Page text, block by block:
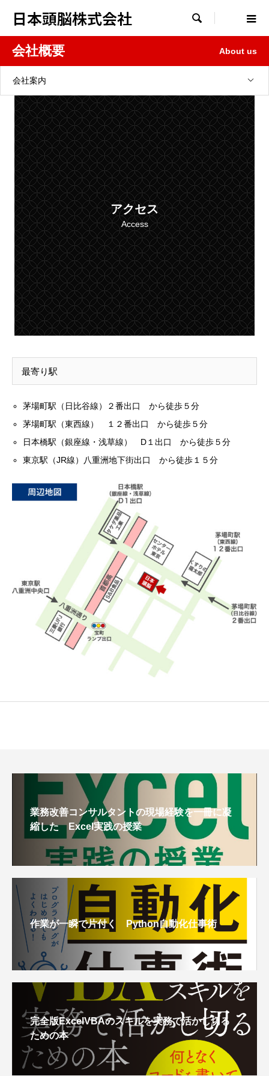
日本頭脳株式会社 
会社概要 About us
会社案内
アクセス
Access
最寄り駅
茅場町駅（日比谷線）２番出口 から徒歩５分
茅場町駅（東西線） １２番出口 から徒歩５分
日本橋駅（銀座線・浅草線） D１出口 から徒歩５分
東京駅（JR線）八重洲地下街出口 から徒歩１５分
業務改善コンサルタントの現場経験を一冊に凝
縮した Excel実践の授業
作業が一瞬で片付く Python自動化仕事術
完全版ExcelVBAのスキルを実務で活かし切る
ための本